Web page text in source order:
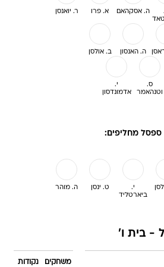
ר. יואנסן א. פרו ה. אסקהאם
ב. אולסן ה. האנסון
י.
אדמונדסון
ס.
וטנהאמר
ספסל מחליפים:
ה. מוהר ט. ינסן
י.
ביארטליד
- בית ו'
משחקים נקודות